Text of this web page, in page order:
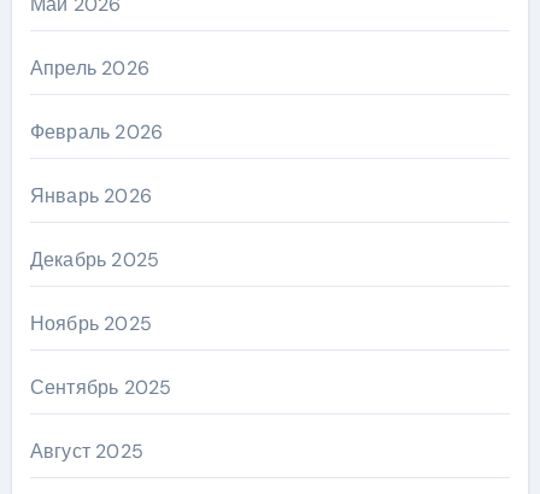
Апрель 2026
Февраль 2026
Январь 2026
Декабрь 2025
Ноябрь 2025
Сентябрь 2025
Август 2025